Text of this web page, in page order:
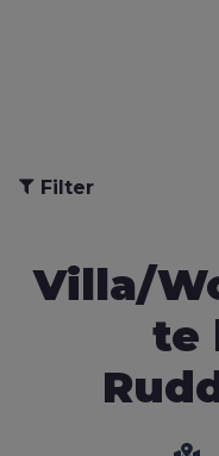
Filter
Villa/
te